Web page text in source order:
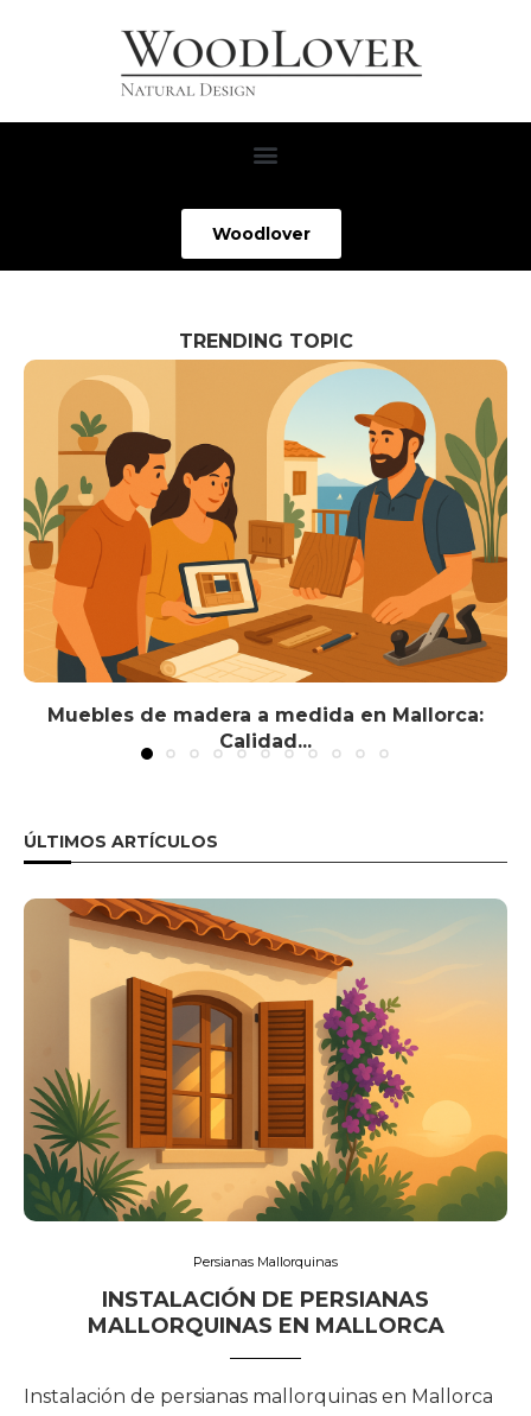
Woodlover
TRENDING TOPIC
Muebles de madera a medida en Mallorca:
Calidad...
ÚLTIMOS ARTÍCULOS
Persianas Mallorquinas
INSTALACIÓN DE PERSIANAS
MALLORQUINAS EN MALLORCA
Instalación de persianas mallorquinas en Mallorca